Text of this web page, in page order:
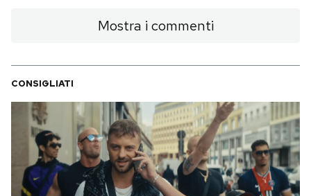
Mostra i commenti
CONSIGLIATI